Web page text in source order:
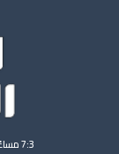
7:3 مساءً